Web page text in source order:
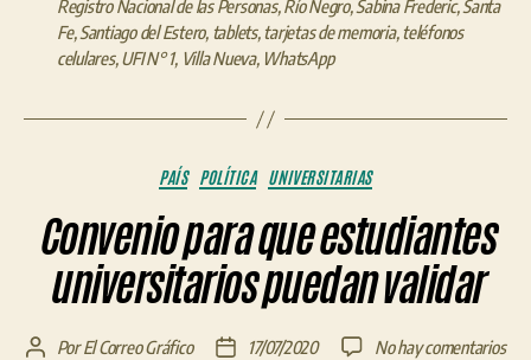
Registro Nacional de las Personas,Río Negro,Sabina Frederic,Santa
Fe,Santiago del Estero, tablets,tarjetas de memoria,teléfonos
celulares,UFI N° 1, Villa Nueva, WhatsApp
Categorías
PAÍS POLÍTICA UNIVERSITARIAS
Convenio para que estudiantes
universitarios puedan validar
AutorPorEl Correo Gráfico
Fecha17/07/2020 No hay comentariosen